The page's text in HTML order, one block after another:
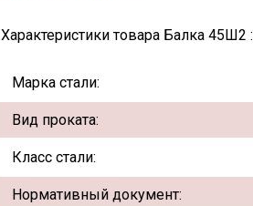
Характеристики товара Балка 45Ш2 :
Марка стали:
Вид проката:
Класс стали:
Нормативный документ: